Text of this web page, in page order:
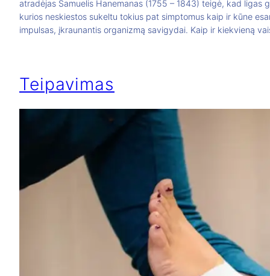
atradėjas Samuelis Hanemanas (1755 – 1843) teigė, kad
kurios neskiestos sukeltu tokius pat simptomus kaip ir kūne
impulsas, įkraunantis organizmą savigydai. Kaip ir kiekvieną
Teipavimas